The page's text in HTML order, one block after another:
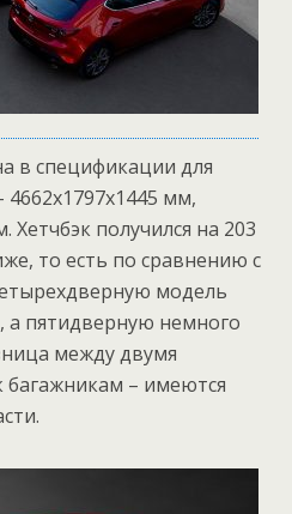
в спецификации для
мм,
Хетчбэк получился на 203
то есть по сравнению с
модель
а пятидверную немного
между двумя
багажникам – имеются